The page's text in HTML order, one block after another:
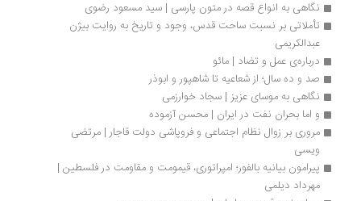
نگاهی به انواع قصه در متون پارسی | سید مسعود رضوی
تأملاتی بر نسبت ساحت قدس، وجود و تاریخ به روایت بیژن
عبدالکریمی
درباره‌ی عمل و تضاد | مائو
صد و ده سال؛ از شعاعیه تا شاهپور و ابوذر
نگاهی به موسای عزیز | سجاد خوارزمی
و اما بحران نفت در ایران | محسن آزموده
مروری بر زوال نظام اجتماعی و فروپاشی دولت قاجار | مرتضی
پیرامون بیانیه بالفور؛ امپراتوری، قیمومت و مقاومت در فلسطین |
مهرداد دیلمی